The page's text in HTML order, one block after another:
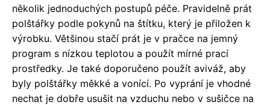
několik jednoduchých postupů péče. Pravidelně prát
polštářky podle pokynů na štítku, který je přiložen k
výrobku. Většinou stačí prát je v pračce na jemný
program s nízkou teplotou a použít mírné prací
prostředky. Je také doporučeno použít aviváž, aby
byly polštářky měkké a vonící. Po vyprání je vhodné
nechat je dobře usušit na vzduchu nebo v sušičce na